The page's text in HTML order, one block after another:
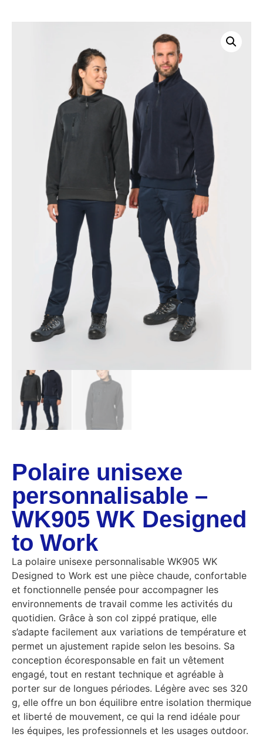
Polaire unisexe
personnalisable –
WK905 WK Designed
to Work
La polaire unisexe personnalisable WK905 WK
Designed to Work est une pièce chaude, confortable
et fonctionnelle pensée pour accompagner les
environnements de travail comme les activités du
quotidien. Grâce à son col zippé pratique, elle
s’adapte facilement aux variations de température et
permet un ajustement rapide selon les besoins. Sa
conception écoresponsable en fait un vêtement
engagé, tout en restant technique et agréable à
porter sur de longues périodes. Légère avec ses 320
g, elle offre un bon équilibre entre isolation thermique
et liberté de mouvement, ce qui la rend idéale pour
les équipes, les professionnels et les usages outdoor.